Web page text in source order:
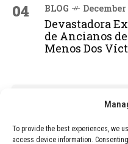
To provide the best experiences, we
access device information.
04 BLOG
Devastadora
de Ancianos
Menos Dos